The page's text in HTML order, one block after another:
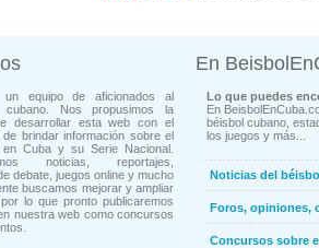
un equipo de aficionados al
cubano. Nos propusimos la
desarrollar esta web con el
de brindar información sobre el
en Cuba y su Serie Nacional.
noticias, reportajes,
debate, juegos online y mucho
buscamos mejorar y ampliar
lo que pronto publicaremos
nuestra web como concursos
En
Lo que puedes
En
béisbol cubano,
los juegos y más...
Noticias del
Foros, opiniones,
Concursos sobre